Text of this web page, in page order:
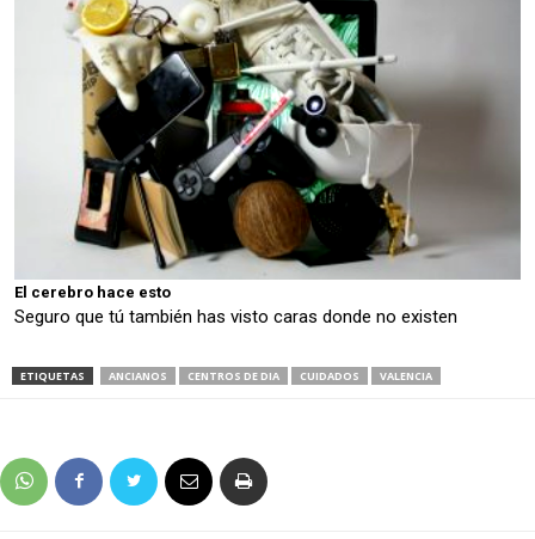
El cerebro hace esto
Seguro que tú también has visto caras donde no existen
ETIQUETAS ANCIANOS CENTROS DE DIA CUIDADOS VALENCIA